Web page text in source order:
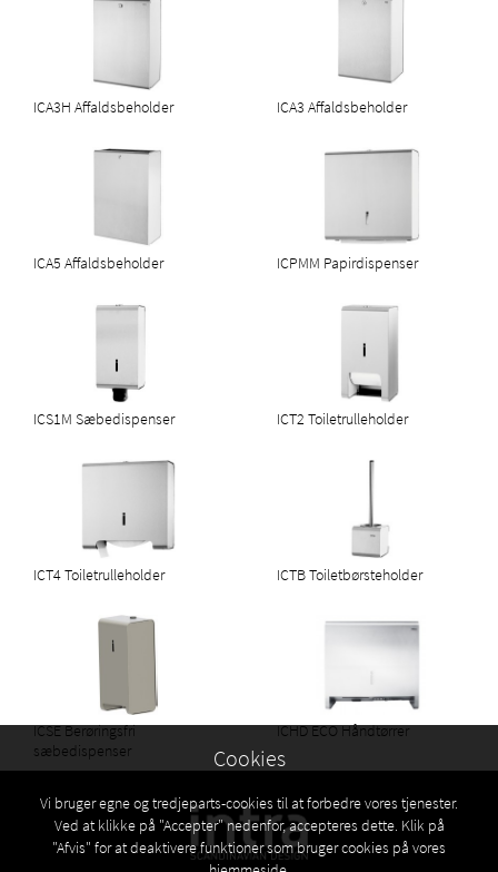
ICA3H Affaldsbeholder ICA3 Affaldsbeholder
ICA5 Affaldsbeholder ICPMM Papirdispenser
ICS1M Sæbedispenser ICT2 Toiletrulleholder
ICT4 Toiletrulleholder ICTB Toiletbørsteholder
ICSE Berøringsfri
sæbedispenser
ICHD ECO Håndtørrer
Cookies
Vi bruger egne og tredjeparts-cookies til at forbedre vores tjenester.
Ved at klikke på "Accepter" nedenfor, accepteres dette. Klik på
"Afvis" for at deaktivere funktioner som bruger cookies på vores